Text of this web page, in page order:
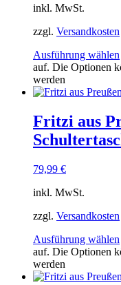
inkl. MwSt.
zzgl. Versandkosten
Ausführung wählen
auf. Die Optionen
werden
Fritzi aus
79,99 €
inkl. MwSt.
zzgl. Versandkosten
Ausführung wählen
auf. Die Optionen
werden